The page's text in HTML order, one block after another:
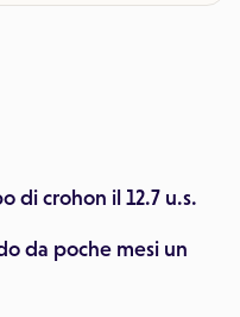
di crohon il 12.7 u.s.
da poche mesi un